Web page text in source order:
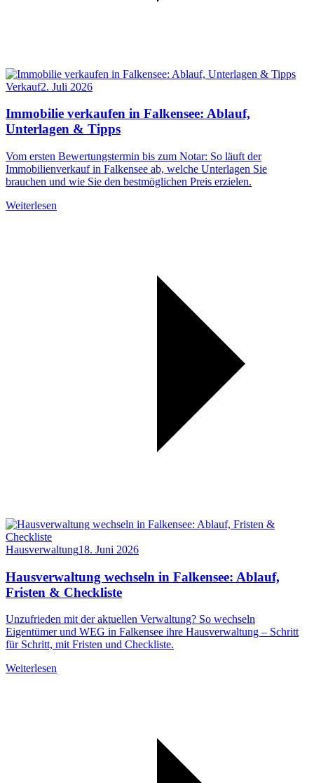
Verkauf2. Juli 2026
Immobilie verkaufen in Falkensee: Ablauf,
Unterlagen & Tipps
Vom ersten Bewertungstermin bis zum Notar: So läuft der
Immobilienverkauf in Falkensee ab, welche Unterlagen Sie
brauchen und wie Sie den bestmöglichen Preis erzielen.
Weiterlesen
Hausverwaltung18. Juni 2026
Hausverwaltung wechseln in Falkensee: Ablauf,
Fristen & Checkliste
Unzufrieden mit der aktuellen Verwaltung? So wechseln
Eigentümer und WEG in Falkensee ihre Hausverwaltung – Schritt
für Schritt, mit Fristen und Checkliste.
Weiterlesen